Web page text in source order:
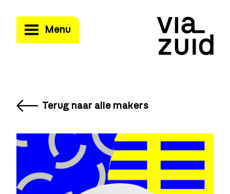
Menu
Terug naar alle makers